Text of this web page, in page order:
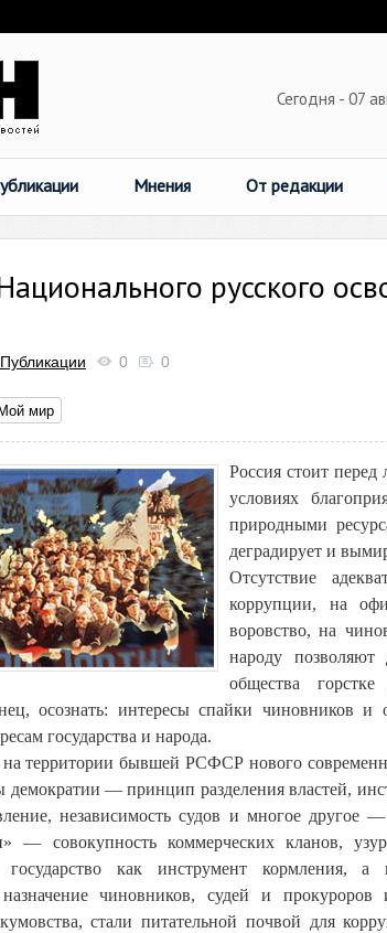
Сегодня - 07
Мнения От редакции
русского
Публикации 0 0
мир
Россия стоит
условиях
природными
деградирует и
Отсутствие
коррупции, на
воровство, на
народу
общества
осознать: интересы спайки чиновников и
государства и народа.
территории бывшей РСФСР нового
демократии — принцип разделения властей,
независимость судов и многое
— совокупность коммерческих кланов,
государство как инструмент кормления,
назначение чиновников, судей и
кумовства, стали питательной почвой для